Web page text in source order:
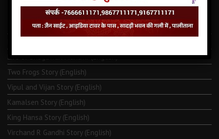
LATEST JAINISM
The Jain Monk and his Saka saviours (English)
Life of Bhagawän Mahävir (English)
Two Frogs Story (English)
Vipul and Vijan Story (English)
Kamalsen Story (English)
King Hansa Story (English)
Virchand R Gandhi Story (English)